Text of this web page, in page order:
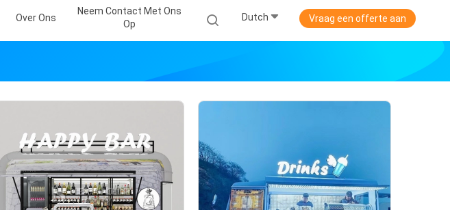
Over Ons
Neem Contact Met Ons
Op
Dutch Vraag een offerte aan